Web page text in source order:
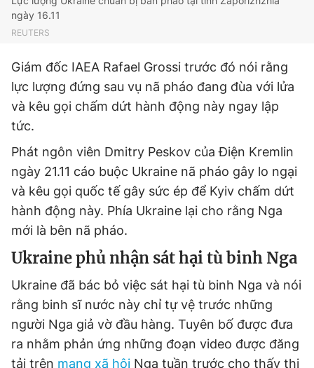
ngày 16.11
REUTERS
Giám đốc IAEA Rafael Grossi trước đó nói rằng
lực lượng đứng sau vụ nã pháo đang đùa với lửa
và kêu gọi chấm dứt hành động này ngay lập
tức.
Phát ngôn viên Dmitry Peskov của Điện Kremlin
ngày 21.11 cáo buộc Ukraine nã pháo gây lo ngại
và kêu gọi quốc tế gây sức ép để Kyiv chấm dứt
hành động này. Phía Ukraine lại cho rằng Nga
mới là bên nã pháo.
Ukraine phủ nhận sát hại tù binh Nga
Ukraine đã bác bỏ việc sát hại tù binh Nga và nói
rằng binh sĩ nước này chỉ tự vệ trước những
người Nga giả vờ đầu hàng. Tuyên bố được đưa
ra nhằm phản ứng những đoạn video được đăng
tải trên mạng xã hội Nga tuần trước cho thấy thi